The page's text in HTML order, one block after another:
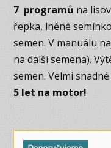
7 programů na
řepka, lněné
semen. V manuálu
na další semena).
semen. Velmi snadné
5 let na motor!